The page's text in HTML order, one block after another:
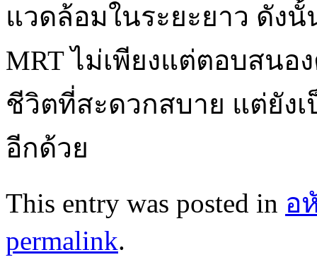
แวดล้อมในระยะยาว ดัง
MRT ไม่เพียงแต่ตอบสนอ
ชีวิตที่สะดวกสบาย แต่ยัง
อีกด้วย
This entry was posted in อ
permalink.